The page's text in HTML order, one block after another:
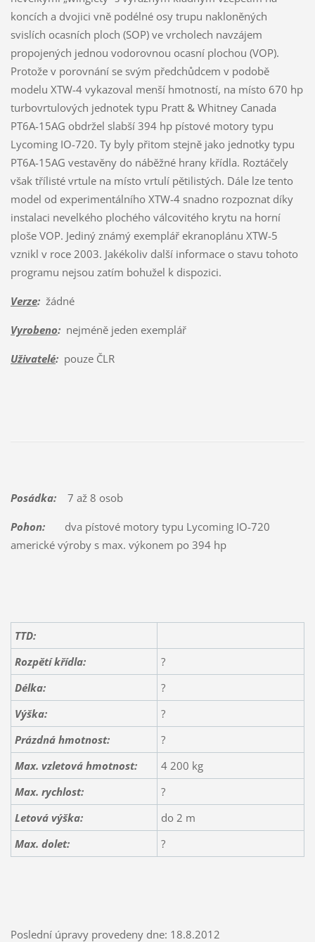
koncích a dvojici vně podélné osy trupu nakloněných
svislích ocasních ploch (SOP) ve vrcholech navzájem
propojených jednou vodorovnou ocasní plochou (VOP).
Protože v porovnání se svým předchůdcem v podobě
modelu XTW-4 vykazoval menší hmotností, na místo 670 hp
turbovrtulových jednotek typu Pratt & Whitney Canada
PT6A-15AG obdržel slabší 394 hp pístové motory typu
Lycoming IO-720. Ty byly přitom stejně jako jednotky typu
PT6A-15AG vestavěny do náběžné hrany křídla. Roztáčely
však třílisté vrtule na místo vrtulí pětilistých. Dále lze tento
model od experimentálního XTW-4 snadno rozpoznat díky
instalaci nevelkého plochého válcovitého krytu na horní
ploše VOP. Jediný známý exemplář ekranoplánu XTW-5
vznikl v roce 2003. Jakékoliv další informace o stavu tohoto
programu nejsou zatím bohužel k dispozici.
Verze:žádné
Vyrobeno:nejméně jeden exemplář
Uživatelé:pouze ČLR
Posádka:7 až 8 osob
Pohon:dva pístové motory typu Lycoming IO-720
americké výroby s max. výkonem po 394 hp
TTD:
Rozpětí křídla:
?
Délka:
?
Výška:
?
Prázdná hmotnost:
?
Max. vzletová hmotnost:
4 200 kg
Max. rychlost:
?
Letová výška:
do 2 m
Max. dolet:
?
Poslední úpravy provedeny dne: 18.8.2012